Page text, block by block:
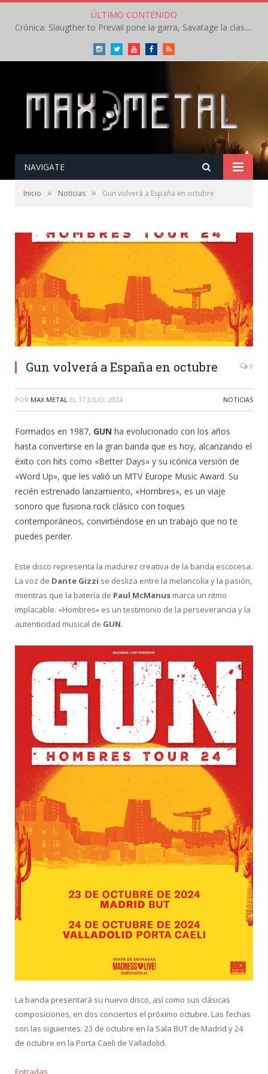
ÚLTIMO CONTENIDO
Crónica: Slaugther to Prevail pone la garra, Savatage la clase en la apertura del Leyendas del Rock – Miércoles – Agosto 2026
InstagramTwitterYoutubeFacebookRSS
NAVIGATE
Inicio » Noticias » Gun volverá a España en octubre
Gun volverá a España en octubre 0
POR MAX METAL EL 17 JULIO, 2024 NOTICIAS
Formados en 1987, GUN ha evolucionado con los años
hasta convertirse en la gran banda que es hoy, alcanzando el
éxito con hits como «Better Days» y su icónica versión de
«Word Up», que les valió un MTV Europe Music Award. Su
recién estrenado lanzamiento, «Hombres», es un viaje
sonoro que fusiona rock clásico con toques
contemporáneos, convirtiéndose en un trabajo que no te
puedes perder.
Este disco representa la madurez creativa de la banda escocesa.
La voz de Dante Gizzi se desliza entre la melancolía y la pasión,
mientras que la batería de Paul McManus marca un ritmo
implacable. «Hombres» es un testimonio de la perseverancia y la
autenticidad musical de GUN.
La banda presentará su nuevo disco, así como sus clásicas
composiciones, en dos conciertos el próximo octubre. Las fechas
son las siguientes: 23 de octubre en la Sala BUT de Madrid y 24
de octubre en la Porta Caeli de Valladolid.
Entradas